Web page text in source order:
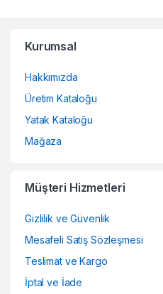
Kurumsal
Hakkımızda
Üretim Kataloğu
Yatak Kataloğu
Mağaza
Müşteri Hizmetleri
Gizlilik ve Güvenlik
Mesafeli Satış Sözleşmesi
Teslimat ve Kargo
İptal ve İade